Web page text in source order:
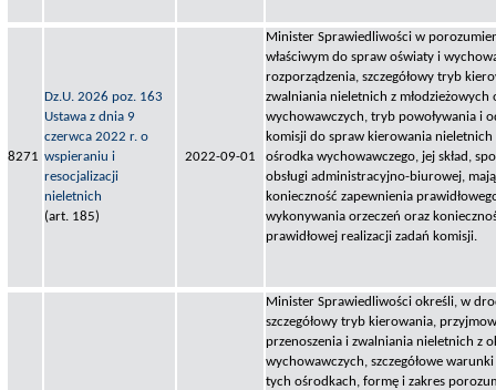
8271
Dz.U. 2026 poz. 163
Ustawa z dnia 9
czerwca 2022 r. o
wspieraniu i
resocjalizacji
nieletnich
(art. 185)
2022-09-01
Minister Sprawiedliwości w
właściwym do spraw oświaty i
rozporządzenia, szczegółowy tryb
zwalniania nieletnich z młodzieżowych
wychowawczych, tryb powoływania i
komisji do spraw kierowania nieletnich
ośrodka wychowawczego, jej skład,
obsługi administracyjno-biurowej,
konieczność zapewnienia
wykonywania orzeczeń oraz
prawidłowej realizacji zadań komisji.
Minister Sprawiedliwości określi, w
szczegółowy tryb kierowania,
przenoszenia i zwalniania nieletnich z
wychowawczych, szczegółowe
tych ośrodkach, formę i zakres